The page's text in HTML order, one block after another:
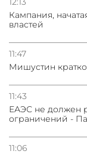
Кампания,
властей
11:47
Мишустин
11:43
ЕАЭС не должен
ограничений -
11:06